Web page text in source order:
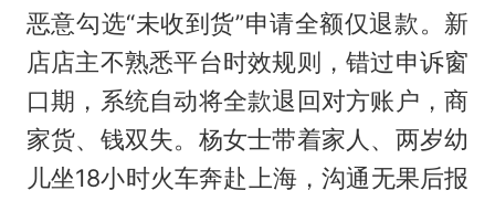
恶意勾选“未收到货”申请全额仅退款。新
店店主不熟悉平台时效规则，错过申诉窗
口期，系统自动将全款退回对方账户，商
家货、钱双失。杨女士带着家人、两岁幼
儿坐18小时火车奔赴上海，沟通无果后报